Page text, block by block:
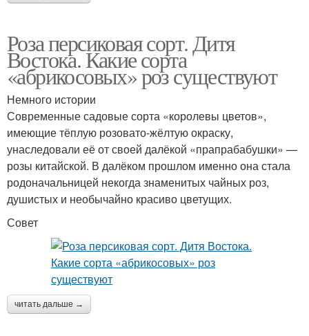
Роза персиковая сорт. Дитя
Востока. Какие сорта
«абрикосовых» роз существуют
Немного истории
Современные садовые сорта «королевы цветов»,
имеющие тёплую розовато-жёлтую окраску,
унаследовали её от своей далёкой «пра­прабабушки» —
розы китайской. В далёком прошлом именно она стала
родоначальницей некогда знаменитых чайных роз,
душистых и необычайно красиво цветущих.
Совет
читать дальше →